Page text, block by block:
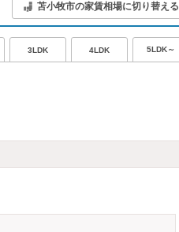
苫小牧市の家賃相場に切り替える
3LDK 4LDK 5LDK～